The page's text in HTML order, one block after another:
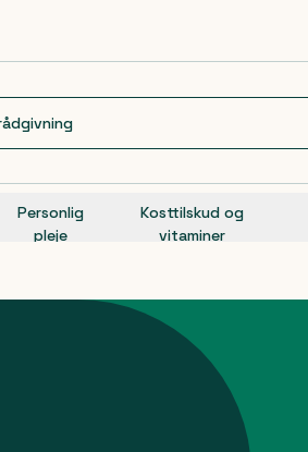
Personlig
pleje
Kosttilskud og
vitaminer